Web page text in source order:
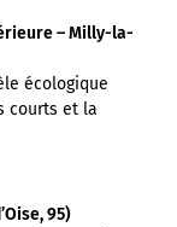
– Milly-la-
écologique
courts et la
95)